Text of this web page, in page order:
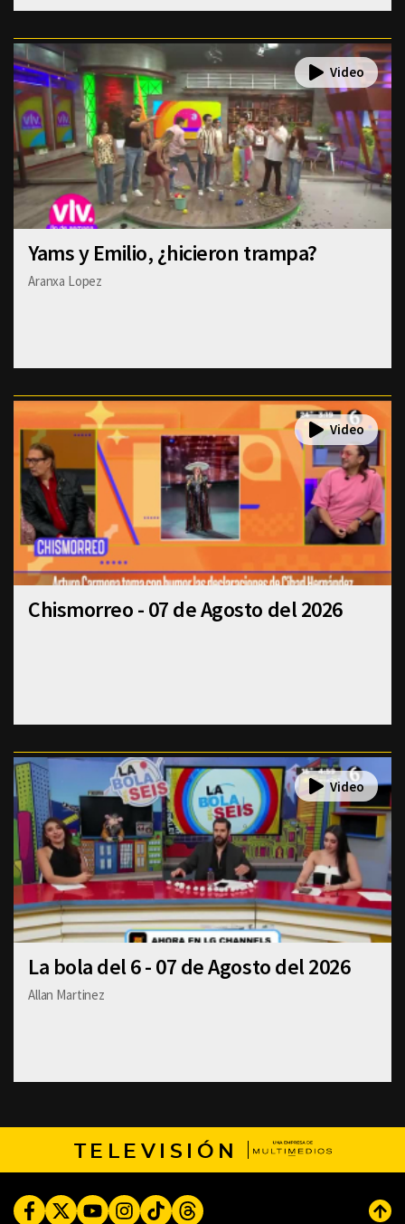
Yams y Emilio, ¿hicieron trampa?
Aranxa Lopez
Chismorreo - 07 de Agosto del 2026
La bola del 6 - 07 de Agosto del 2026
Allan Martinez
TELEVISIÓN
FacebookTwitterYoutubeInstagram
TikTokThreads